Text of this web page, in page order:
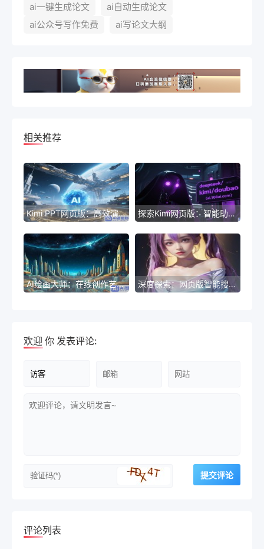
ai一键生成论文
ai自动生成论文
ai公众号写作免费
ai写论文大纲
相关推荐
Kimi PPT网页版：高效演示新体验 探索Kimi网页版：智能助手新体验
AI绘画大师：在线创作艺术作品 深度探索：网页版智能搜索助手
欢迎 你 发表评论:
评论列表